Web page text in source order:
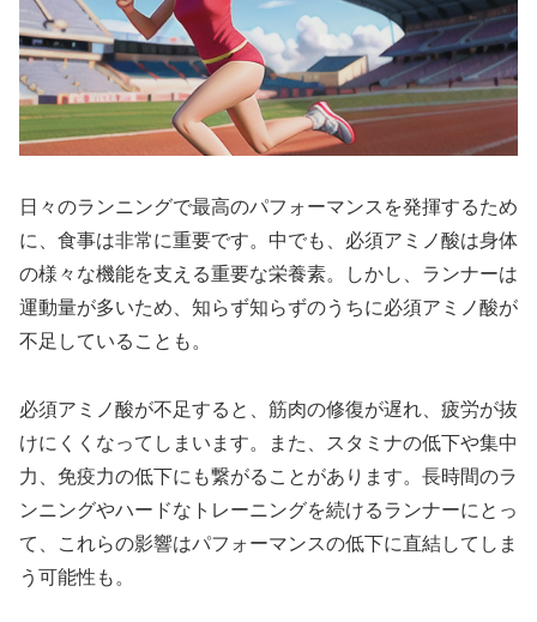
日々のランニングで最高のパフォーマンスを発揮するため
に、 食事は非常に重要です。中でも、 必須アミノ酸は身体
の様々な機能を支える重要な栄養素。しかし、ランナーは
運動量が多いため、知らず知らずのうちに必須アミノ酸が
不足していることも。
必須アミノ酸が不足すると、 筋肉の修復が遅れ 、疲労が抜
けにくくなってしまいます。また、
スタミナの低下や集中
力
免疫力の低下にも繋がることがあります。長時間のラ
ンニングやハードなトレーニングを続けるランナーにとっ
て、これらの影響はパフォーマンスの低下に直結してしま
う可能性も。